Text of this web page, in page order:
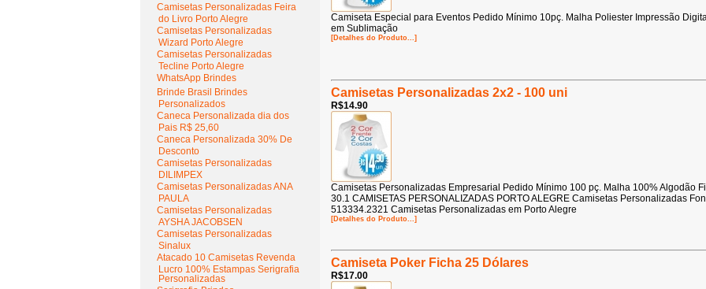
Camisetas Personalizadas Feira
do Livro Porto Alegre
Camisetas Personalizadas
Wizard Porto Alegre
Camisetas Personalizadas
Tecline Porto Alegre
WhatsApp Brindes
Brinde Brasil Brindes
Personalizados
Caneca Personalizada dia dos
Pais R$ 25,60
Caneca Personalizada 30% De
Desconto
Camisetas Personalizadas
DILIMPEX
Camisetas Personalizadas ANA
PAULA
Camisetas Personalizadas
AYSHA JACOBSEN
Camisetas Personalizadas
Sinalux
Atacado 10 Camisetas Revenda
Lucro 100% Estampas Serigrafia
Personalizadas
Camiseta Especial para Eventos Pedido Mínimo 10pç. Malha Poliester Impressão
em Sublimação
[Detalhes do Produto...]
Camisetas Personalizadas 2x2 - 100 uni
R$14.90
Camisetas Personalizadas Empresarial Pedido Mínimo 100 pç. Malha 100% Algodão
30.1 CAMISETAS PERSONALIZADAS PORTO ALEGRE Camisetas Personalizadas
513334.2321 Camisetas Personalizadas em Porto Alegre
[Detalhes do Produto...]
Camiseta Poker Ficha 25 Dólares
R$17.00